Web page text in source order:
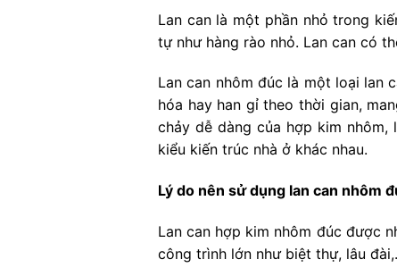
Lan can là một phần nhỏ trong
tự như hàng rào nhỏ. Lan can có
Lan can nhôm đúc là một loại lan
hóa hay han gỉ theo thời gian,
chảy dễ dàng của hợp kim
kiểu kiến trúc nhà ở khác nhau.
Lý do nên sử dụng lan can nhôm
Lan can hợp kim nhôm đúc được
công trình lớn như biệt thự, lâu